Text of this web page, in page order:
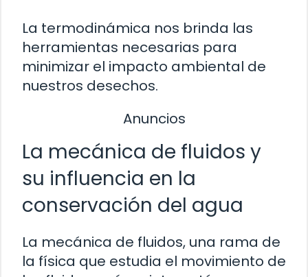
La termodinámica nos brinda las
herramientas necesarias para
minimizar el impacto ambiental de
nuestros desechos.
Anuncios
La mecánica de fluidos y
su influencia en la
conservación del agua
La mecánica de fluidos, una rama de
la física que estudia el movimiento de